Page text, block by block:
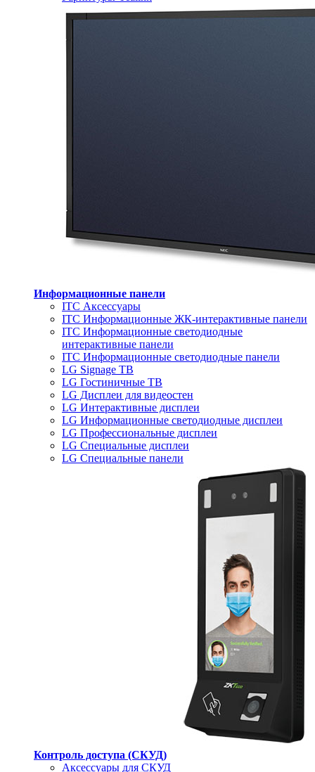
Информационные панели
ITC Аксессуары
ITC Информационные ЖК-интерактивные панели
ITC Информационные светодиодные
интерактивные панели
ITC Информационные светодиодные панели
LG Signage ТВ
LG Гостиничные ТВ
LG Дисплеи для видеостен
LG Интерактивные дисплеи
LG Информационные светодиодные дисплеи
LG Профессиональные дисплеи
LG Специальные дисплеи
LG Специальные панели
Контроль доступа (СКУД)
Аксессуары для СКУД